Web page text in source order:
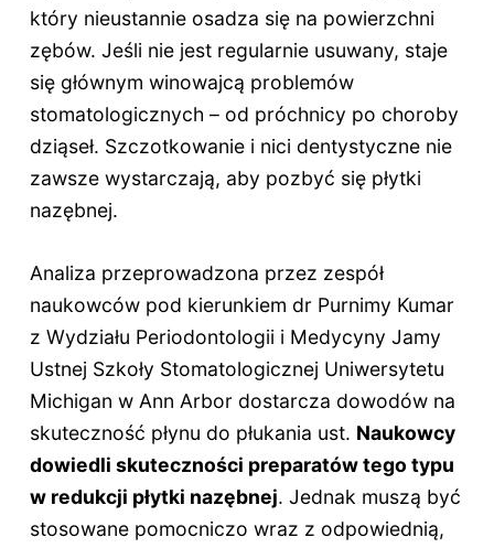
który nieustannie osadza się na powierzchni
zębów. Jeśli nie jest regularnie usuwany, staje
się głównym winowajcą problemów
stomatologicznych – od próchnicy po choroby
dziąseł. Szczotkowanie i nici dentystyczne nie
zawsze wystarczają, aby pozbyć się płytki
nazębnej.
Analiza przeprowadzona przez zespół
naukowców pod kierunkiem dr Purnimy Kumar
z Wydziału Periodontologii i Medycyny Jamy
Ustnej Szkoły Stomatologicznej Uniwersytetu
Michigan w Ann Arbor dostarcza dowodów na
skuteczność płynu do płukania ust. Naukowcy
dowiedli skuteczności preparatów tego typu
w redukcji płytki nazębnej. Jednak muszą być
stosowane pomocniczo wraz z odpowiednią,